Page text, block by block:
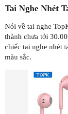
Tai Nghe Nhét
Nói về tai nghe
thành chưa tới
chiếc tai nghe nhét
màu sắc.